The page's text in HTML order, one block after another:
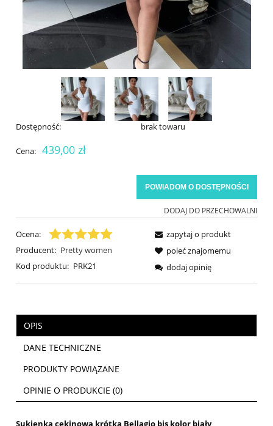
Dostępność: brak towaru
Cena: 439,00 zł
POWIADOM O DOSTĘPNOŚCI
DODAJ DO PRZECHOWALNI
Ocena:
Producent: Pretty women
Kod produktu: PRK21
zapytaj o produkt
poleć znajomemu
dodaj opinię
OPIS
DANE TECHNICZNE
PRODUKTY POWIĄZANE
OPINIE O PRODUKCIE (0)
Sukienka cekinowa krótka Bellagio bis kolor biały